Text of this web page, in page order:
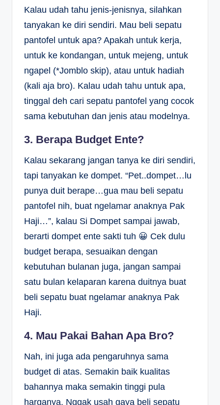
Kalau udah tahu jenis-jenisnya, silahkan
tanyakan ke diri sendiri. Mau beli sepatu
pantofel untuk apa? Apakah untuk kerja,
untuk ke kondangan, untuk mejeng, untuk
ngapel (*Jomblo skip), atau untuk hadiah
(kali aja bro). Kalau udah tahu untuk apa,
tinggal deh cari sepatu pantofel yang cocok
sama kebutuhan dan jenis atau modelnya.
3. Berapa Budget Ente?
Kalau sekarang jangan tanya ke diri sendiri,
tapi tanyakan ke dompet. “Pet..dompet…lu
punya duit berape…gua mau beli sepatu
pantofel nih, buat ngelamar anaknya Pak
Haji…”, kalau Si Dompet sampai jawab,
berarti dompet ente sakti tuh 😀 Cek dulu
budget berapa, sesuaikan dengan
kebutuhan bulanan juga, jangan sampai
satu bulan kelaparan karena duitnya buat
beli sepatu buat ngelamar anaknya Pak
Haji.
4. Mau Pakai Bahan Apa Bro?
Nah, ini juga ada pengaruhnya sama
budget di atas. Semakin baik kualitas
bahannya maka semakin tinggi pula
harganya. Nggak usah gaya beli sepatu